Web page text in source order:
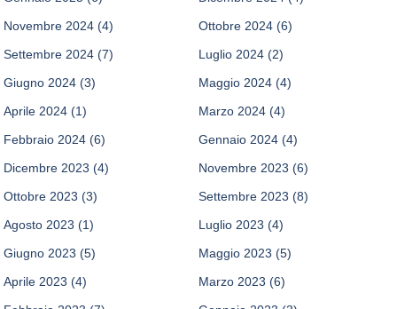
Novembre 2024 (4) Ottobre 2024 (6)
Settembre 2024 (7) Luglio 2024 (2)
Giugno 2024 (3) Maggio 2024 (4)
Aprile 2024 (1) Marzo 2024 (4)
Febbraio 2024 (6) Gennaio 2024 (4)
Dicembre 2023 (4) Novembre 2023 (6)
Ottobre 2023 (3) Settembre 2023 (8)
Agosto 2023 (1) Luglio 2023 (4)
Giugno 2023 (5) Maggio 2023 (5)
Aprile 2023 (4) Marzo 2023 (6)